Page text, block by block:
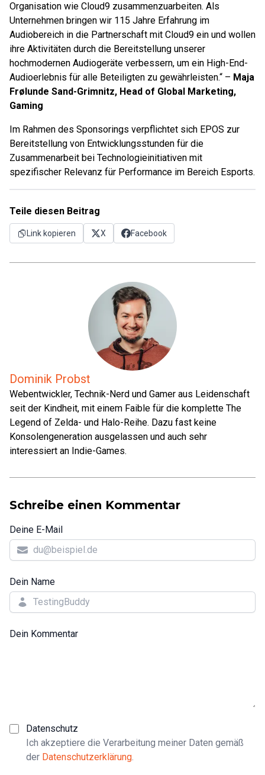
Organisation wie Cloud9 zusammenzuarbeiten. Als
Unternehmen bringen wir 115 Jahre Erfahrung im
Audiobereich in die Partnerschaft mit Cloud9 ein und wollen
ihre Aktivitäten durch die Bereitstellung unserer
hochmodernen Audiogeräte verbessern, um ein High-End-
Audioerlebnis für alle Beteiligten zu gewährleisten.“ – Maja
Frølunde Sand-Grimnitz, Head of Global Marketing,
Gaming
Im Rahmen des Sponsorings verpflichtet sich EPOS zur
Bereitstellung von Entwicklungsstunden für die
Zusammenarbeit bei Technologieinitiativen mit
spezifischer Relevanz für Performance im Bereich Esports.
Teile diesen Beitrag
Link kopieren X Facebook
Dominik Probst
Webentwickler, Technik-Nerd und Gamer aus Leidenschaft
seit der Kindheit, mit einem Faible für die komplette The
Legend of Zelda- und Halo-Reihe. Dazu fast keine
Konsolengeneration ausgelassen und auch sehr
interessiert an Indie-Games.
Schreibe einen Kommentar
Deine E-Mail
Dein Name
Dein Kommentar
Datenschutz
Ich akzeptiere die Verarbeitung meiner Daten gemäß
der Datenschutzerklärung.